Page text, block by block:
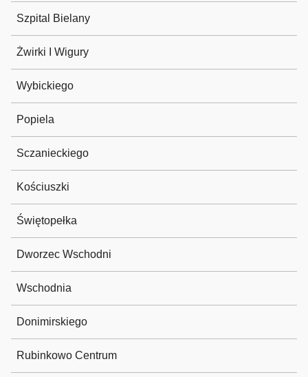
Szpital Bielany
Żwirki I Wigury
Wybickiego
Popiela
Sczanieckiego
Kościuszki
Świętopełka
Dworzec Wschodni
Wschodnia
Donimirskiego
Rubinkowo Centrum